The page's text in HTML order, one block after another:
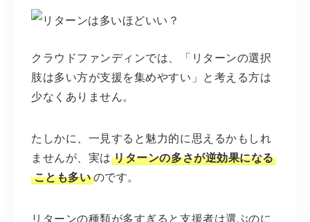
クラウドファンディンでは、「リターンの選択
肢は多い方が支援を集めやすい」と考える方は
少なくありません。
たしかに、一見すると魅力的に思えるかもしれ
ませんが、実は リターンの多さが逆効果になる
ことも多いのです。
リターンの種類が多すぎると支援者は選ぶのに